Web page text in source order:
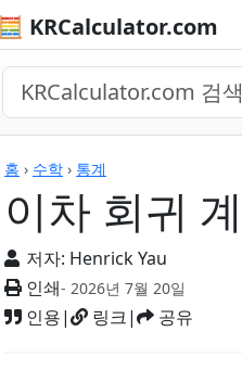
🧮 KRCalculator.com
홈 › 수학 › 통계
이차 회귀
저자: Henrick Yau
인쇄- 2026년 7월 20일
인용| 링크| 공유
계산기